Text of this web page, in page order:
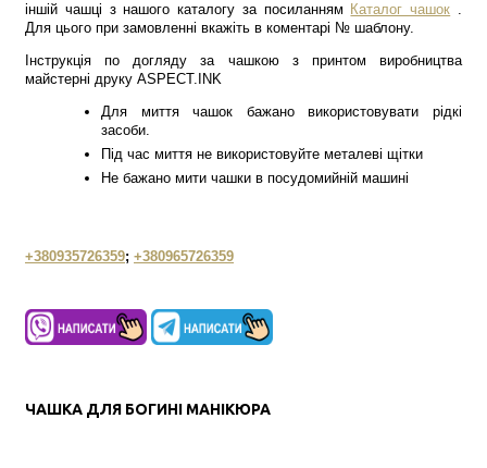
іншій чашці з нашого каталогу за посиланням Каталог чашок .
Для цього при замовленні вкажіть в коментарі № шаблону.
Інструкція по догляду за чашкою з принтом виробництва
майстерні друку ASPECT.INK
Для миття чашок бажано використовувати рідкі
засоби.
Під час миття не використовуйте металеві щітки
Не бажано мити чашки в посудомийній машині
+380935726359; +380965726359
ЧАШКА ДЛЯ БОГИНІ МАНІКЮРА